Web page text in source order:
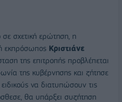
σχετική ερώτηση, η
εκπρόσωπος Κριστιάνε
της επιτροπής προβλέπεται
της κυβέρνησης και ζήτησε
να διατυπώσουν τις
θα υπάρξει συζήτηση